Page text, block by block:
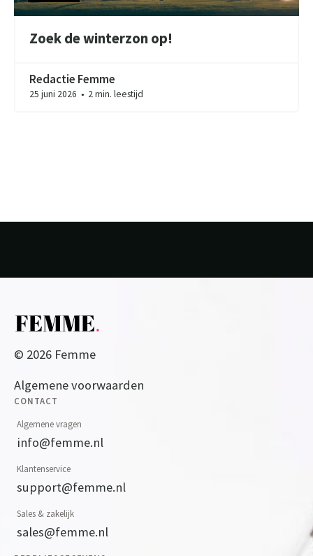
Zoek de winterzon op!
Redactie Femme
25 juni 2026 ● 2 min. leestijd
© 2026 Femme
Algemene voorwaarden
CONTACT
Algemene vragen
info@femme.nl
Klantenservice
support@femme.nl
Sales & zakelijk
sales@femme.nl